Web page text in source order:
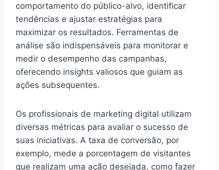
comportamento do público-alvo, identificar
tendências e ajustar estratégias para
maximizar os resultados. Ferramentas de
análise são indispensáveis para monitorar e
medir o desempenho das campanhas,
oferecendo insights valiosos que guiam as
ações subsequentes.
Os profissionais de marketing digital utilizam
diversas métricas para avaliar o sucesso de
suas iniciativas. A taxa de conversão, por
exemplo, mede a porcentagem de visitantes
que realizam uma ação desejada, como fazer